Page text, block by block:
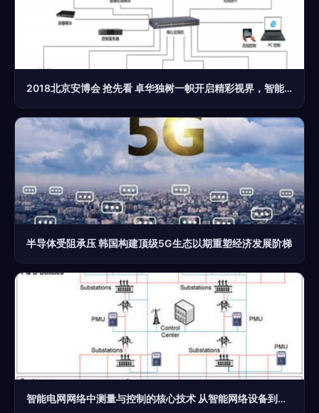
2018北京安博会 抢先看 卓华独树一帜开启精彩视界，智能网络设备引领风潮
半导体受阻承压 韩国构建顶级5G生态以期重塑经济发展阶梯
智能电网网络中测量与控制的核心技术 从智能网络设备到高效能源管理